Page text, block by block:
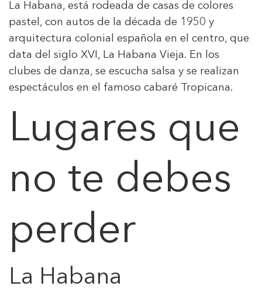
La Habana, está rodeada de casas de colores
pastel, con autos de la década de 1950 y
arquitectura colonial española en el centro, que
data del siglo XVI, La Habana Vieja. En los
clubes de danza, se escucha salsa y se realizan
espectáculos en el famoso cabaré Tropicana.
Lugares que
no te debes
perder
La Habana